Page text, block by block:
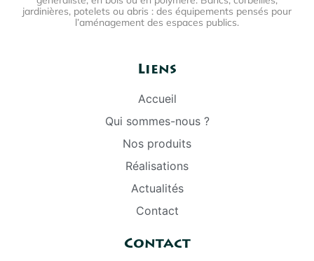
jardinières, potelets ou abris : des équipements pensés pour
l’aménagement des espaces publics.
Liens
Accueil
Qui sommes-nous ?
Nos produits
Réalisations
Actualités
Contact
Contact